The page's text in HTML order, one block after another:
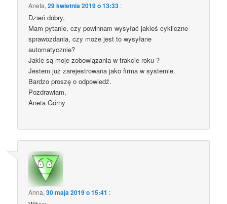
Aneta,29 kwietnia 2019 o 13:33 :
Dzień dobry,
Mam pytanie, czy powinnam wysyłać jakieś cykliczne
sprawozdania, czy może jest to wysyłane
automatycznie?
Jakie są moje zobowiązania w trakcie roku ?
Jestem już zarejestrowana jako firma w systemie.
Bardzo proszę o odpowiedź.
Pozdrawiam,
Aneta Górny
Anna,30 maja 2019 o 15:41 :